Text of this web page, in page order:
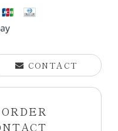
CONTACT